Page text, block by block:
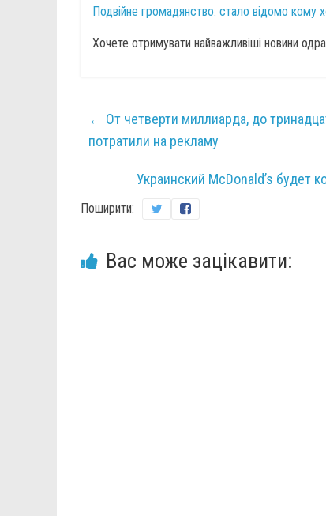
Подвійне громадянство: стало відомо кому
Хочете отримувати найважливіші новини
← От четверти миллиарда, до
потратили на рекламу
Украинский McDonald’s будет
Поширити:
Вас може зацікавити: